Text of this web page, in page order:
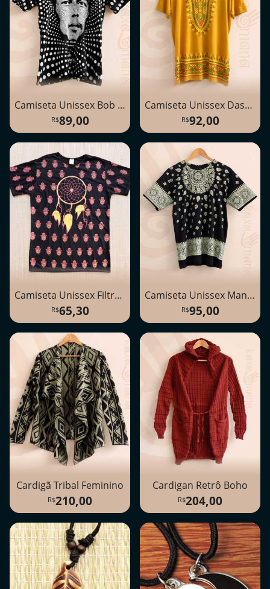
Camiseta Unissex Bob Marley Dot
89,00
Camiseta Unissex Dashiki
92,00
Camiseta Unissex Filtro dos Sonhos
65,30
Camiseta Unissex Mandala
95,00
Cardigã Tribal Feminino
210,00
Cardigan Retrô Boho
204,00